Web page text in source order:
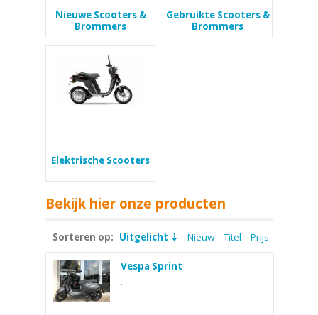
Nieuwe Scooters &
Brommers
Gebruikte Scooters &
Brommers
Elektrische Scooters
Bekijk hier onze producten
Sorteren op: Uitgelicht Nieuw Titel Prijs
Vespa Sprint
.